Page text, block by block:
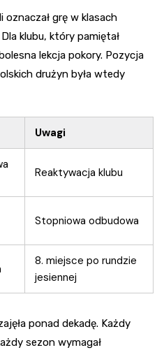
grę w klasach
klubu, który pamiętał
lekcja pokory. Pozycja
drużyn była wtedy
Uwagi
Reaktywacja klubu
Stopniowa odbudowa
8. miejsce po rundzie
jesiennej
ponad dekadę. Każdy
sezon wymagał